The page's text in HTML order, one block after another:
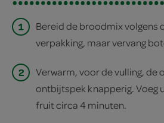
1
Bereid de broodmix volgens
verpakking, maar vervang
2
Verwarm, voor de vulling, de
ontbijtspek knapperig. Voeg
fruit circa 4 minuten.